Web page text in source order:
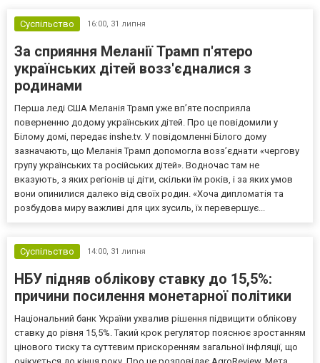
Суспільство 16:00, 31 липня
За сприяння Меланії Трамп п'ятеро
українських дітей возз'єдналися з
родинами
Перша леді США Меланія Трамп уже впʼяте посприяла
поверненню додому українських дітей. Про це повідомили у
Білому домі, передає inshe.tv. У повідомленні Білого дому
зазначають, що Меланія Трамп допомогла возз’єднати «чергову
групу українських та російських дітей». Водночас там не
вказують, з яких регіонів ці діти, скільки їм років, і за яких умов
вони опинилися далеко від своїх родин. «Хоча дипломатія та
розбудова миру важливі для цих зусиль, їх перевершує...
Суспільство 14:00, 31 липня
НБУ підняв облікову ставку до 15,5%:
причини посилення монетарної політики
Національний банк України ухвалив рішення підвищити облікову
ставку до рівня 15,5%. Такий крок регулятор пояснює зростанням
цінового тиску та суттєвим прискоренням загальної інфляції, що